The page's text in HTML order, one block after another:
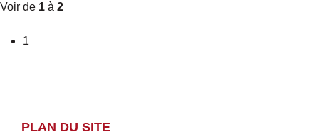
Voir de 1 à 2
1
PLAN DU SITE